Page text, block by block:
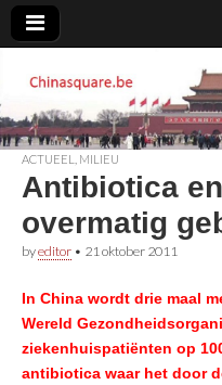
ACTUEEL MILIEU
Antibiotica
overmatig
byeditor • 21 oktober 2011
In China wordt drie maal
Wereld
ziekenhuispatiënten op
antibiotica waar het door